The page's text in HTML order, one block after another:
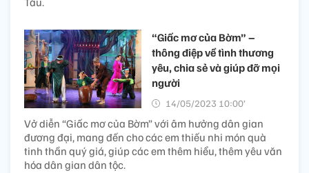
“Giấc mơ của Bờm” –
thông điệp về tình thương
yêu, chia sẻ và giúp đỡ mọi
người
14/05/2023 10:00’
Vở diễn “Giấc mơ của Bờm” với âm hưởng dân gian
đương đại, mang đến cho các em thiếu nhi món quà
tinh thần quý giá, giúp các em thêm hiểu, thêm yêu văn
hóa dân gian dân tộc.